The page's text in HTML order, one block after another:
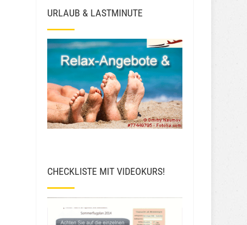
URLAUB & LASTMINUTE
CHECKLISTE MIT VIDEOKURS!